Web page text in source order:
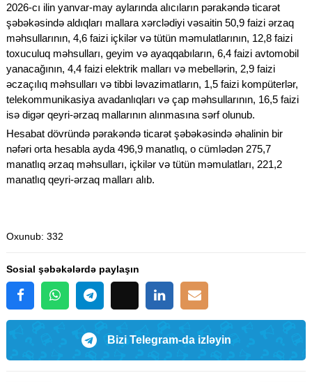
2026-cı ilin yanvar-may aylarında alıcıların pərakəndə ticarət
şəbəkəsində aldıqları mallara xərclədiyi vəsaitin 50,9 faizi ərzaq
məhsullarının, 4,6 faizi içkilər və tütün məmulatlarının, 12,8 faizi
toxuculuq məhsulları, geyim və ayaqqabıların, 6,4 faizi avtomobil
yanacağının, 4,4 faizi elektrik malları və mebellərin, 2,9 faizi
əczaçılıq məhsulları və tibbi ləvazimatların, 1,5 faizi kompüterlər,
telekommunikasiya avadanlıqları və çap məhsullarının, 16,5 faizi
isə digər qeyri-ərzaq mallarının alınmasına sərf olunub.
Hesabat dövründə pərakəndə ticarət şəbəkəsində əhalinin bir
nəfəri orta hesabla ayda 496,9 manatlıq, o cümlədən 275,7
manatlıq ərzaq məhsulları, içkilər və tütün məmulatları, 221,2
manatlıq qeyri-ərzaq malları alıb.
Oxunub: 332
Sosial şəbəkələrdə paylaşın
Bizi Telegram-da izləyin